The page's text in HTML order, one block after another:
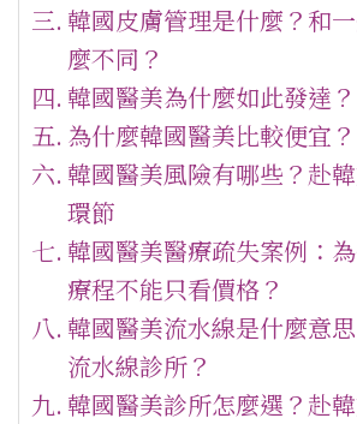
韓國皮膚管理是什麼？和
麼不同？
韓國醫美為什麼如此發達？
為什麼韓國醫美比較便宜？
韓國醫美風險有哪些？赴
環節
韓國醫美醫療疏失案例：
療程不能只看價格？
韓國醫美流水線是什麼意
流水線診所？
韓國醫美診所怎麼選？赴